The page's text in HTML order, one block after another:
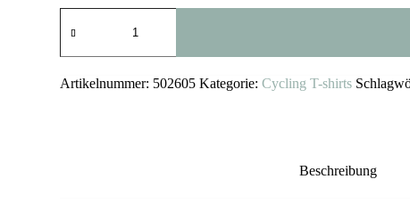
Vandal
shirt:
Pirata
Artikelnummer: 502605 Kategorie:Cycling T-shirts
Beschreibung